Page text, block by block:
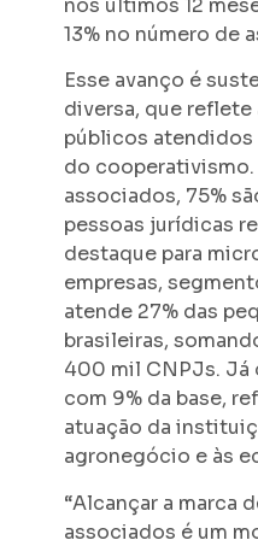
nos últimos 12
13% no número de
Esse avanço é
diversa, que
públicos atendidos
do
associados, 75%
pessoas jurídicas
destaque para
empresas,
atende 27% das
brasileiras,
400 mil CNPJs. Já
com 9% da base,
atuação da
agronegócio e às
“Alcançar a marca
associados é um